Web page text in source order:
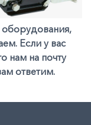
оборудования,
Если у вас
нам на почту
ответим.